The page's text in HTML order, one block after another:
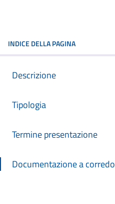
INDICE DELLA PAGINA
Descrizione
Tipologia
Termine presentazione
Documentazione a corredo